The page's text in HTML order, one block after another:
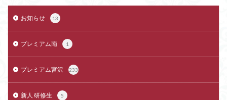
お知らせ 13
プレミアム南 1
プレミアム宮沢 233
新人 研修生 5